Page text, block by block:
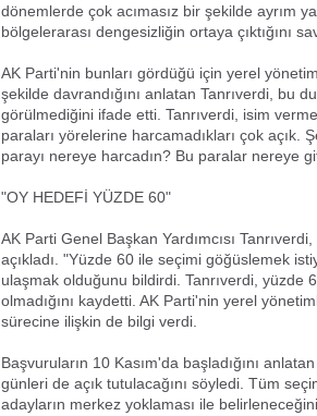
dönemlerde çok acımasız bir şekilde ayrım
bölgelerarası dengesizliğin ortaya çıktığını
AK Parti'nin bunları gördüğü için yerel
şekilde davrandığını anlatan Tanrıverdi, bu
görülmediğini ifade etti. Tanrıverdi, isim
paraları yörelerine harcamadıkları çok
parayı nereye harcadın? Bu paralar nereye
"OY HEDEFİ YÜZDE 60"
AK Parti Genel Başkan Yardımcısı
açıkladı. "Yüzde 60 ile seçimi göğüslemek
ulaşmak olduğunu bildirdi. Tanrıverdi, yüzde
olmadığını kaydetti. AK Parti'nin yerel
sürecine ilişkin de bilgi verdi.
Başvuruların 10 Kasım'da başladığını
günleri de açık tutulacağını söyledi. Tüm
adayların merkez yoklaması ile